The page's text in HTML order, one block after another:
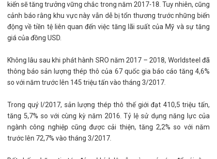
kiến ​​sẽ tăng trưởng vững chắc trong năm 2017-18. Tuy nhiên, cũng
cảnh báo rằng khu vực này vẫn dễ bị tổn thương trước những biến
động về tiền tệ liên quan đến việc tăng lãi suất của Mỹ và sự tăng
giá của đồng USD.
Không lâu sau khi phát hành SRO năm 2017 – 2018, Worldsteel đã
thông báo sản lượng thép thô của 67 quốc gia báo cáo tăng 4,6%
so với năm trước lên 145 triệu tấn vào tháng 3/2017.
Trong quý I/2017, sản lượng thép thô thế giới đạt 410,5 triệu tấn,
tăng 5,7% so với cùng kỳ năm 2016. Tỷ lệ sử dụng năng lực của
ngành công nghiệp cũng được cải thiện, tăng 2,2% so với năm
trước lên 72,7% vào tháng 3/2017.